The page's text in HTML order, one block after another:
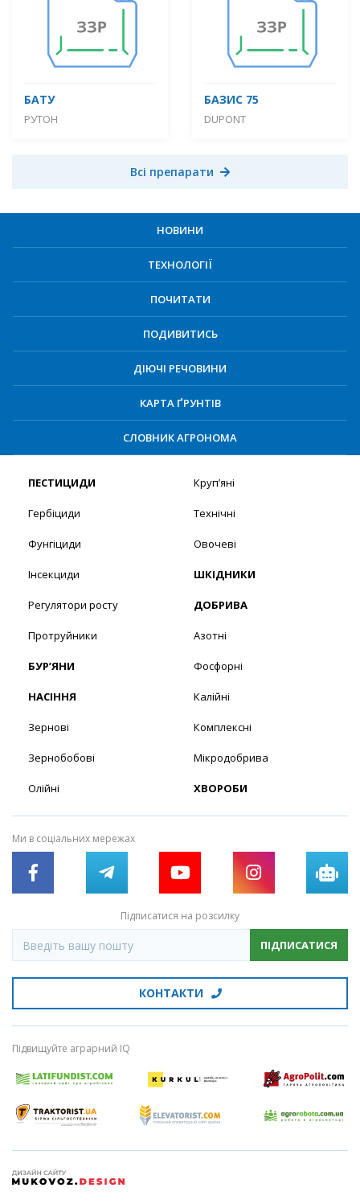
БАТУ
РУТОН
БАЗИС 75
DUPONT
Всі препарати
НОВИНИ
ТЕХНОЛОГІЇ
ПОЧИТАТИ
ПОДИВИТИСЬ
ДІЮЧІ РЕЧОВИНИ
КАРТА ҐРУНТІВ
СЛОВНИК АГРОНОМА
ПЕСТИЦИДИ
Гербіциди
Фунгіциди
Інсекциди
Регулятори росту
Протруйники
БУР’ЯНИ
НАСІННЯ
Зернові
Зернобобові
Олійні
Круп’яні
Технічні
Овочеві
ШКІДНИКИ
ДОБРИВА
Азотні
Фосфорні
Калійні
Комплексні
Мікродобрива
ХВОРОБИ
Ми в соціальних мережах
Підписатися на розсилку
ПІДПИСАТИСЯ
КОНТАКТИ
Підвищуйте аграрний IQ